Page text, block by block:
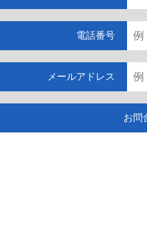
電話番号
メールアドレス
お問